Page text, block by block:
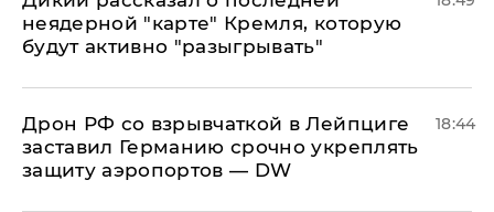
неядерной "карте" Кремля, которую
будут активно "разыгрывать"
​Дрон РФ со взрывчаткой в Лейпциге
заставил Германию срочно укреплять
защиту аэропортов — DW
18:44